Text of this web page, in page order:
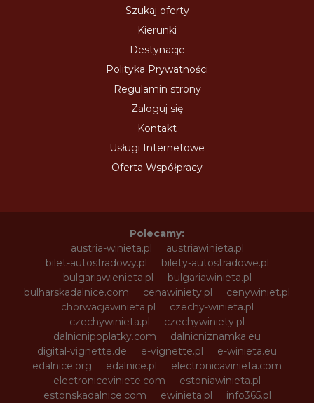
Szukaj oferty
Kierunki
Destynacje
Polityka Prywatności
Regulamin strony
Zaloguj się
Kontakt
Usługi Internetowe
Oferta Współpracy
Polecamy:
austria-winieta.pl
austriawinieta.pl
bilet-autostradowy.pl
bilety-autostradowe.pl
bulgariawienieta.pl
bulgariawinieta.pl
bulharskadalnice.com
cenawiniety.pl
cenywiniet.pl
chorwacjawinieta.pl
czechy-winieta.pl
czechywinieta.pl
czechywiniety.pl
dalnicnipoplatky.com
dalnicniznamka.eu
digital-vignette.de
e-vignette.pl
e-winieta.eu
edalnice.org
edalnice.pl
electronicavinieta.com
electroniceviniete.com
estoniawinieta.pl
estonskadalnice.com
ewinieta.pl
info365.pl